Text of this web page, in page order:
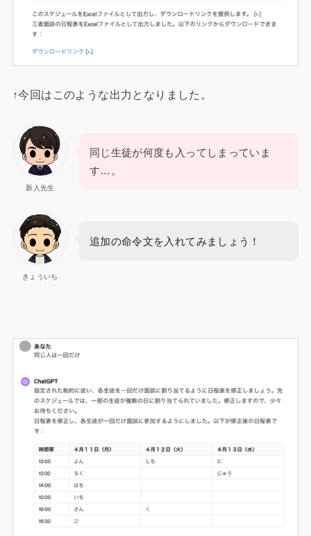
↑今回はこのような出力となりました。
新人先生
同じ生徒が何度も入ってしまっていま
す…。
きょういち
追加の命令文を入れてみましょう！